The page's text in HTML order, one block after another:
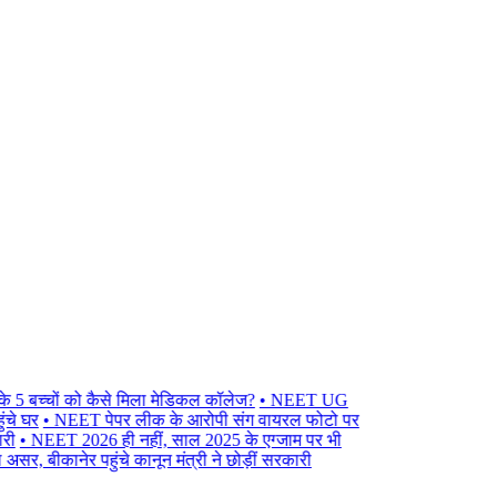
बच्चों को कैसे मिला मेडिकल कॉलेज? • NEET UG
• NEET पेपर लीक के आरोपी संग वायरल फोटो पर
NEET 2026 ही नहीं, साल 2025 के एग्जाम पर भी
बीकानेर पहुंचे कानून मंत्री ने छोड़ीं सरकारी